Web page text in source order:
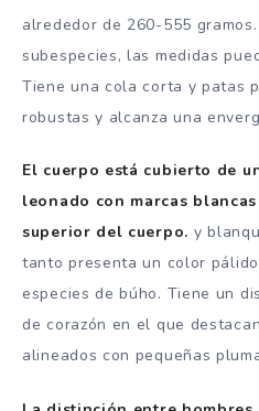
alrededor de 260-555
subespecies, las medidas
Tiene una cola corta y patas
robustas y alcanza una
El cuerpo está cubierto de
leonado con marcas
superior del cuerpo. y
tanto presenta un color
especies de búho. Tiene un
de corazón en el que
alineados con pequeñas